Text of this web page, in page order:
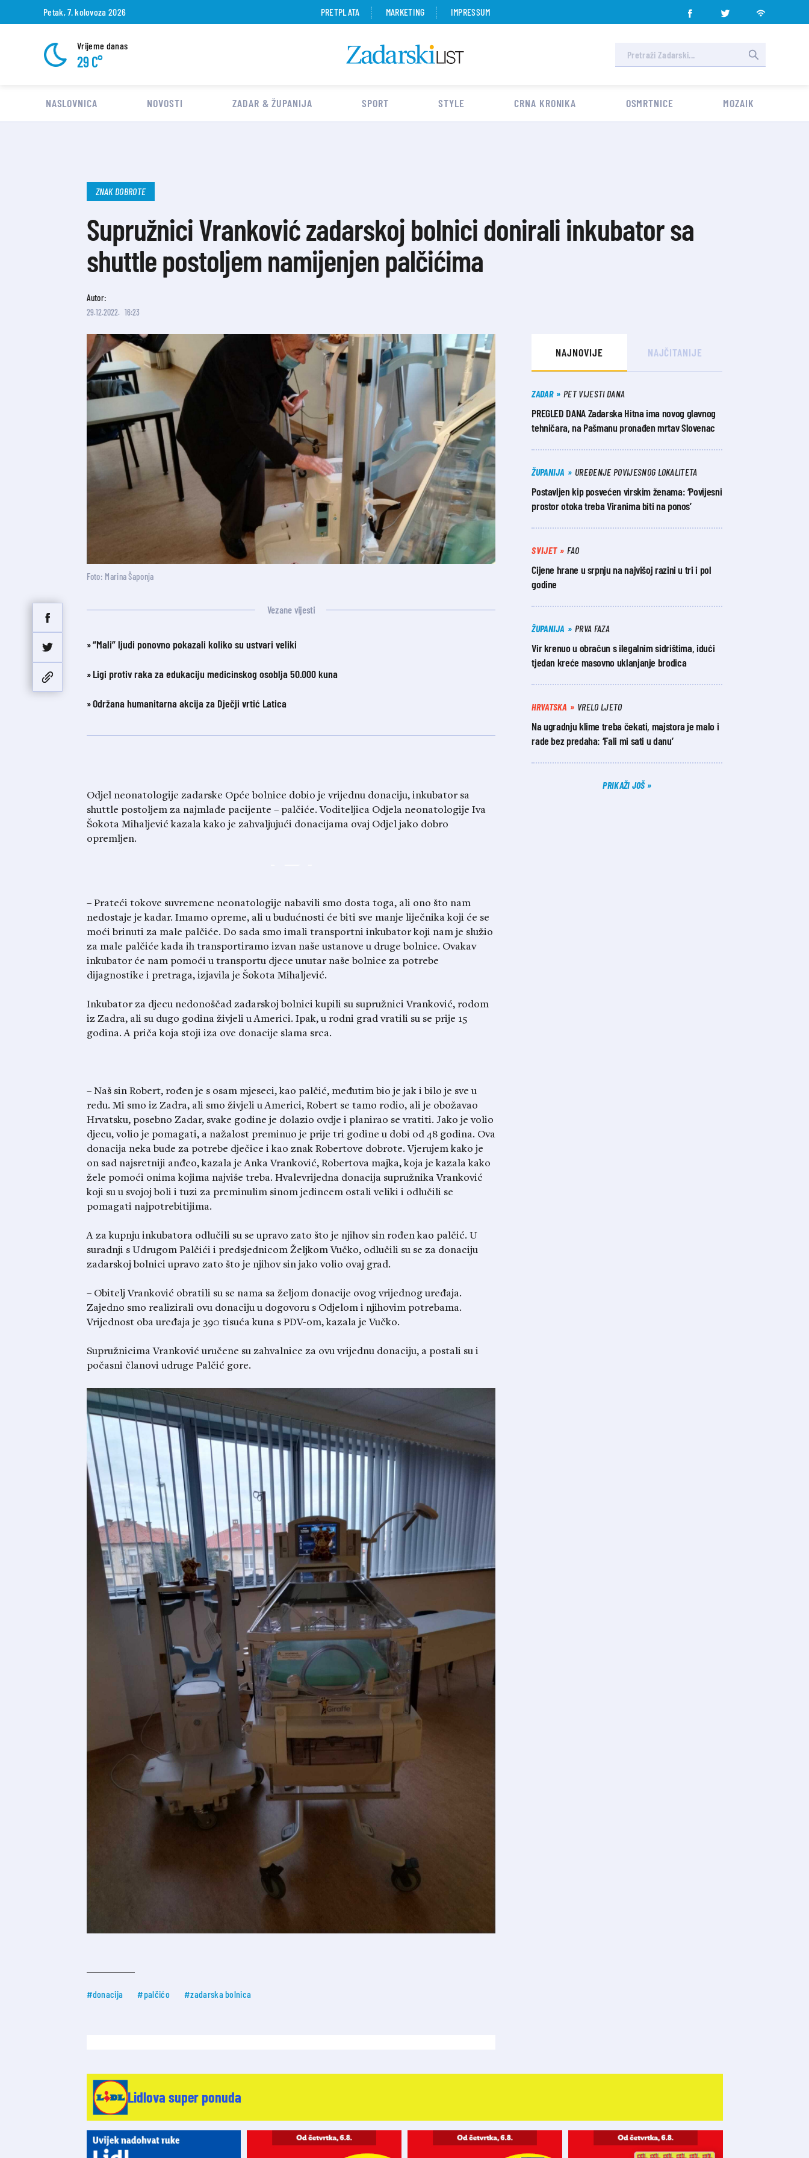
Petak, 7. kolovoza 2026 PRETPLATA MARKETING IMPRESSUM
Vrijeme danas
29 C°
NASLOVNICA NOVOSTI ZADAR & ŽUPANIJA SPORT STYLE CRNA KRONIKA OSMRTNICE MOZAIK
ZNAK DOBROTE
Supružnici Vranković zadarskoj bolnici donirali inkubator sa
shuttle postoljem namijenjen palčićima
Autor:
29.12.2022. 16:23
Foto: Marina Šaponja
Vezane vijesti
“Mali” ljudi ponovno pokazali koliko su ustvari veliki
Ligi protiv raka za edukaciju medicinskog osoblja 50.000 kuna
Održana humanitarna akcija za Dječji vrtić Latica
Odjel neonatologije zadarske Opće bolnice dobio je vrijednu donaciju, inkubator sa
shuttle postoljem za najmlađe pacijente – palčiće. Voditeljica Odjela neonatologije Iva
Šokota Mihaljević kazala kako je zahvaljujući donacijama ovaj Odjel jako dobro
opremljen.
– Prateći tokove suvremene neonatologije nabavili smo dosta toga, ali ono što nam
nedostaje je kadar. Imamo opreme, ali u budućnosti će biti sve manje liječnika koji će se
moći brinuti za male palčiće. Do sadasmo imali transportni inkubator koji nam je služio
za male palčiće kada ih transportiramo izvan naše ustanove u druge bolnice. Ovakav
inkubator će nam pomoći u transportu djece unutar naše bolnice za potrebe
dijagnostike i pretraga, izjavila je Šokota Mihaljević.
Inkubator za djecu nedonoščad zadarskoj bolnici kupili su supružnici Vranković, rodom
iz Zadra, ali su dugo godina živjeli u Americi. Ipak, u rodni grad vratili su se prije 15
godina. A priča koja stoji iza ove donacije slama srca.
– Naš sin Robert, rođen je s osam mjeseci, kao palčić, međutim bio je jak i bilo je sve u
redu. Mi smo iz Zadra, ali smo živjeli u Americi, Robert se tamo rodio, ali je obožavao
Hrvatsku, posebno Zadar, svake godine je dolazio ovdje i planirao se vratiti. Jako je volio
djecu, volio je pomagati, a nažalost preminuo je prije tri godine u dobi od 48 godina. Ova
donacija neka bude za potrebe dječice i kao znak Robertove dobrote. Vjerujem kako je
on sad najsretniji anđeo, kazala je Anka Vranković, Robertova majka, koja je kazala kako
žele pomoći onima kojima najviše treba. Hvalevrijedna donacija supružnika Vranković
koji su u svojoj boli i tuzi za preminulim sinom jedincem ostali veliki i odlučili se
pomagati najpotrebitijima.
A za kupnju inkubatora odlučili su se upravo zato što je njihov sin rođen kao palčić. U
suradnji s Udrugom Palčići i predsjednicom Željkom Vučko, odlučili su se za donaciju
zadarskoj bolnici upravo zato što je njihov sin jako volio ovaj grad.
– Obitelj Vranković obratili su se nama sa željom donacije ovog vrijednog uređaja.
Zajedno smo realizirali ovu donaciju u dogovoru s Odjelom i njihovim potrebama.
Vrijednost oba uređaja je 390 tisuća kuna s PDV-om, kazala je Vučko.
Supružnicima Vranković uručene su zahvalnice za ovu vrijednu donaciju, a postali su i
počasni članovi udruge Palčić gore.
#donacija #palčićo #zadarska bolnica
NAJNOVIJE NAJČITANIJE
ZADAR PET VIJESTI DANA
PREGLED DANA Zadarska Hitna ima novog glavnog
tehničara, na Pašmanu pronađen mrtav Slovenac
ŽUPANIJA UREĐENJE POVIJESNOG LOKALITETA
Postavljen kip posvećen virskim ženama: ‘Povijesni
prostor otoka treba Viranima biti na ponos’
SVIJET FAO
Cijene hrane u srpnju na najvišoj razini u tri i pol
godine
ŽUPANIJA PRVA FAZA
Vir krenuo u obračun s ilegalnim sidrištima, idući
tjedan kreće masovno uklanjanje brodica
HRVATSKA VRELO LJETO
Na ugradnju klime treba čekati, majstora je malo i
rade bez predaha: ‘Fali mi sati u danu’
PRIKAŽI JOŠ
Lidlova super ponuda